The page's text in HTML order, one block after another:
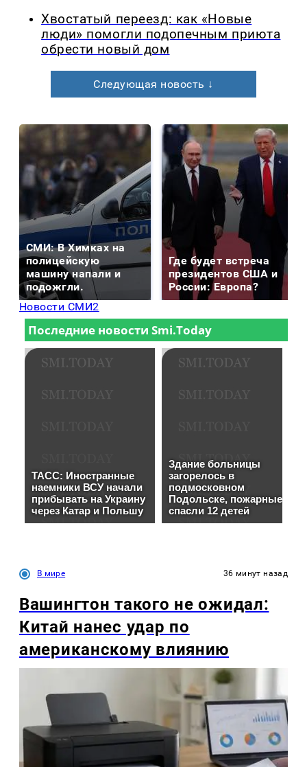
Хвостатый переезд: как «Новые
люди» помогли подопечным приюта
обрести новый дом
Следующая новость ↓
СМИ: В Химках на
полицейскую
машину напали и
подожгли.
Где будет встреча
президентов США и
России: Европа?
Новости СМИ2
В мире 36 минут назад
Вашингтон такого не ожидал:
Китай нанес удар по
американскому влиянию